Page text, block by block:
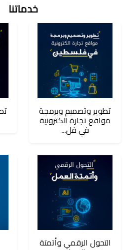
خدماتنا
تطوير وتصميم وبرمجة
مواقع تجارة الكترونية
في فل...
التحول الرقمي وأتمتة